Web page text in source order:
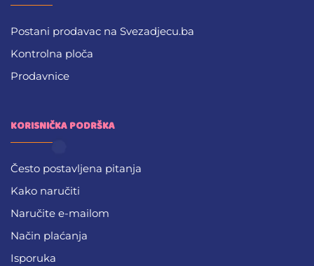
Postani prodavac na Svezadjecu.ba
Kontrolna ploča
Prodavnice
KORISNIČKA PODRŠKA
Često postavljena pitanja
Kako naručiti
Naručite e-mailom
Način plaćanja
Isporuka